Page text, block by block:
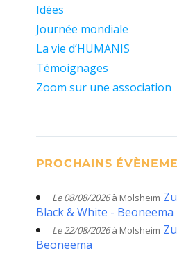
Idées
Journée mondiale
La vie d’HUMANIS
Témoignages
Zoom sur une association
PROCHAINS
Le 08/08/2026à Molsheim
Black & White - Beoneema
Le 22/08/2026à Molsheim
Beoneema